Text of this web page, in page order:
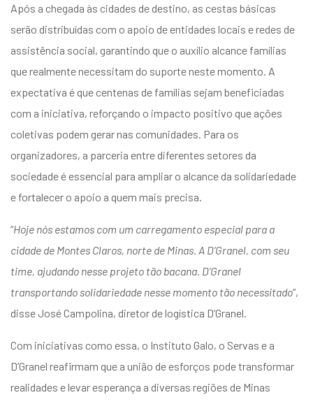
Após a chegada às cidades de destino, as cestas básicas
serão distribuídas com o apoio de entidades locais e redes de
assistência social, garantindo que o auxílio alcance famílias
que realmente necessitam do suporte neste momento. A
expectativa é que centenas de famílias sejam beneficiadas
com a iniciativa, reforçando o impacto positivo que ações
coletivas podem gerar nas comunidades. Para os
organizadores, a parceria entre diferentes setores da
sociedade é essencial para ampliar o alcance da solidariedade
e fortalecer o apoio a quem mais precisa.
“Hoje nós estamos com um carregamento especial para a
cidade de Montes Claros, norte de Minas. A D’Granel, com seu
time, ajudando nesse projeto tão bacana. D’Granel
transportando solidariedade nesse momento tão necessitado“,
disse José Campolina, diretor de logística D’Granel.
Com iniciativas como essa, o Instituto Galo, o Servas e a
D’Granel reafirmam que a união de esforços pode transformar
realidades e levar esperança a diversas regiões de Minas